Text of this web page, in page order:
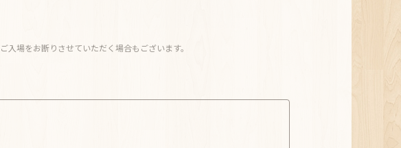
場をお断りさせていただく場合もございます。